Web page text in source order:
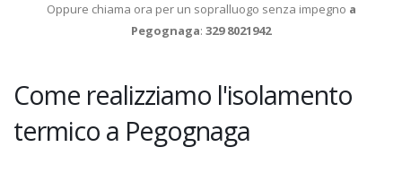
Oppure chiama ora per un sopralluogo senza impegno a
Pegognaga: 329 8021942
Come realizziamo l'isolamento
termico a Pegognaga